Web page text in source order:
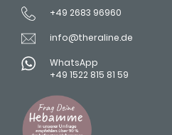
+49 2683 96960
info@theraline.de
WhatsApp
+49 1522 815 81 59